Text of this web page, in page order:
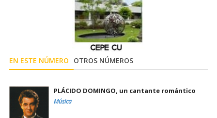
EN ESTE NÚMERO OTROS NÚMEROS
PLÁCIDO DOMINGO, un cantante romántico
Música